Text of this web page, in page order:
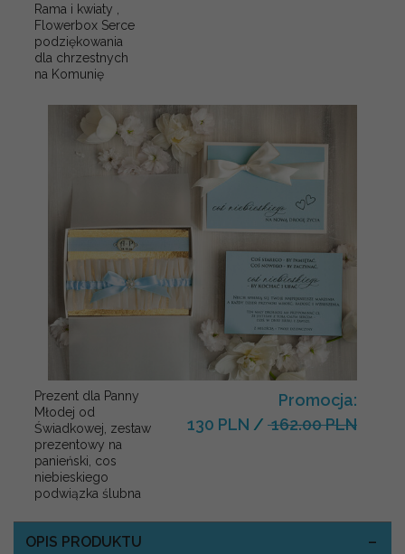
Rama i kwiaty ,
Flowerbox Serce
podziękowania
dla chrzestnych
na Komunię
Prezent dla Panny
Młodej od
Świadkowej, zestaw
prezentowy na
panieński, cos
niebieskiego
podwiązka ślubna
Promocja:
130 PLN / 162.00 PLN
OPIS PRODUKTU